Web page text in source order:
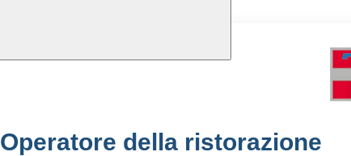
Operatore della ristorazione